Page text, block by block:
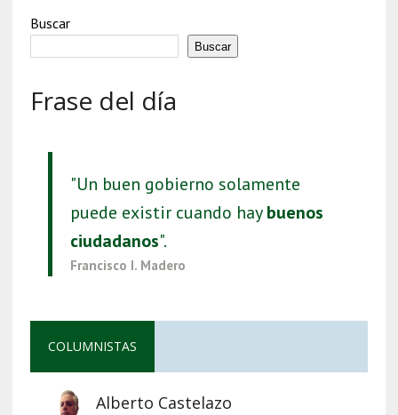
Buscar
Buscar
Frase del día
"Un buen gobierno solamente
puede existir cuando haybuenos
ciudadanos".
Francisco I. Madero
COLUMNISTAS
Alberto Castelazo